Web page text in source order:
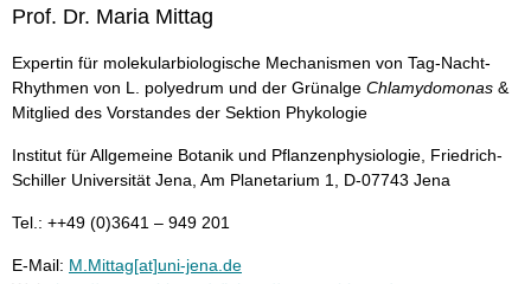
Prof. Dr. Maria Mittag
Expertin für molekularbiologische Mechanismen von Tag-Nacht-
Rhythmen von L. polyedrum und der Grünalge Chlamydomonas &
Mitglied des Vorstandes der Sektion Phykologie
Institut für Allgemeine Botanik und Pflanzenphysiologie, Friedrich-
Schiller Universität Jena, Am Planetarium 1, D-07743 Jena
Tel.: ++49 (0)3641 – 949 201
E-Mail: M.Mittag[at]uni-jena.de